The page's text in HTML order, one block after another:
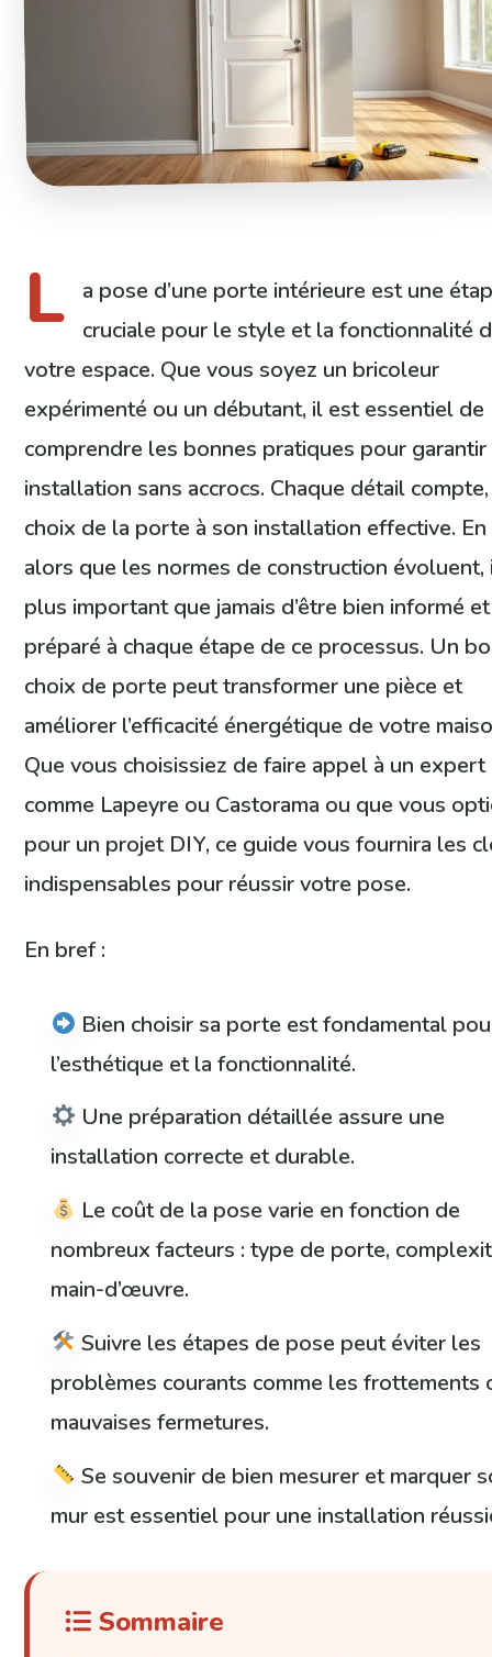
L
a pose d’une porte intérieure est une
cruciale pour le style et la fonctionnalité
votre espace. Que vous soyez un bricoleur
expérimenté ou un débutant, il est essentiel de
comprendre les bonnes pratiques pour garantir
installation sans accrocs. Chaque détail
choix de la porte à son installation effective.
alors que les normes de construction évoluent,
plus important que jamais d’être bien informé et
préparé à chaque étape de ce processus. Un
choix de porte peut transformer une pièce et
améliorer l’efficacité énergétique de votre
Que vous choisissiez de faire appel à un expert
comme Lapeyre ou Castorama ou que vous
pour un projet DIY, ce guide vous fournira les
indispensables pour réussir votre pose.
En bref :
Bien choisir sa porte est fondamental
l’esthétique et la fonctionnalité.
Une préparation détaillée assure une
installation correcte et durable.
Le coût de la pose varie en fonction de
nombreux facteurs : type de porte,
main-d’œuvre.
Suivre les étapes de pose peut éviter les
problèmes courants comme les frottements
mauvaises fermetures.
Se souvenir de bien mesurer et marquer
mur est essentiel pour une installation
Sommaire